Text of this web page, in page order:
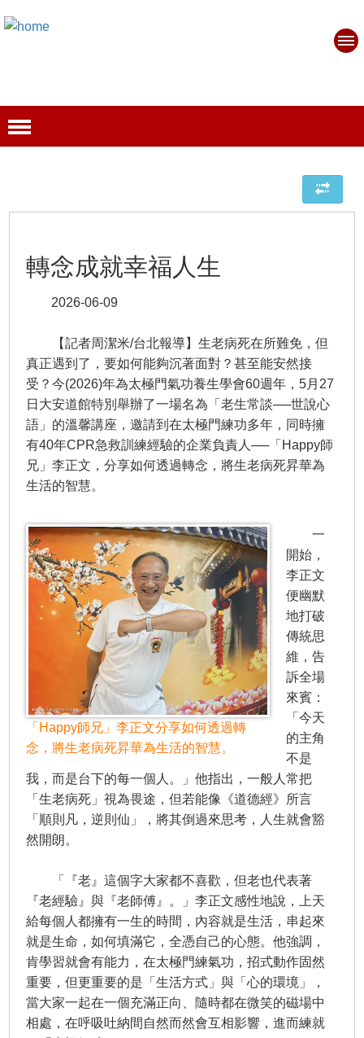
轉念成就幸福人生
2026-06-09
【記者周潔米/台北報導】生老病死在所難免，但
真正遇到了，要如何能夠沉著面對？甚至能安然接
受？今(2026)年為太極門氣功養生學會60週年，5月27
日大安道館特別舉辦了一場名為「老生常談──世說心
語」的溫馨講座，邀請到在太極門練功多年，同時擁
有40年CPR急救訓練經驗的企業負責人──「Happy師
兄」李正文，分享如何透過轉念，將生老病死昇華為
生活的智慧。
「Happy師兄」李正文分享如何透過轉
念，將生老病死昇華為生活的智慧。
一
開始，
李正文
便幽默
地打破
傳統思
維，告
訴全場
來賓：
「今天
的主角
不是
我，而是台下的每一個人。」他指出，一般人常把
「生老病死」視為畏途，但若能像《道德經》所言
「順則凡，逆則仙」，將其倒過來思考，人生就會豁
然開朗。
「『老』這個字大家都不喜歡，但老也代表著
『老經驗』與『老師傅』。」李正文感性地說，上天
給每個人都擁有一生的時間，內容就是生活，串起來
就是生命，如何填滿它，全憑自己的心態。他強調，
肯學習就會有能力，在太極門練氣功，招式動作固然
重要，但更重要的是「生活方式」與「心的環境」，
當大家一起在一個充滿正向、隨時都在微笑的磁場中
相處，在呼吸吐納間自然而然會互相影響，進而練就